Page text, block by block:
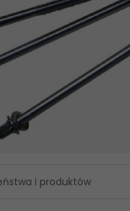
i produktów